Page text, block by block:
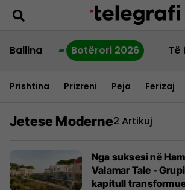
Ballina Botërori 2026 Të
Prishtina Prizreni Peja Ferizaj
Jetese Moderne2 Artikuj
Nga suksesi në
Valamar Tale -
kapitull